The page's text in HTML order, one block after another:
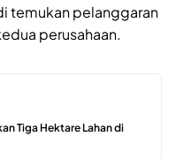
temukan pelanggaran
perusahaan.
Tiga Hektare Lahan di